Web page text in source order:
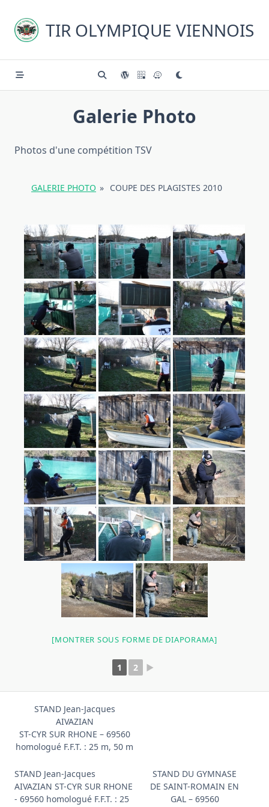
content
TIR OLYMPIQUE VIENNOIS
Galerie Photo
Photos d'une compétition TSV
GALERIE PHOTO » COUPE DES PLAGISTES 2010
[MONTRER SOUS FORME DE DIAPORAMA]
1 2 ►
STAND Jean-Jacques
AIVAZIAN
ST-CYR SUR RHONE – 69560
homologué F.F.T. : 25 m, 50 m
STAND Jean-Jacques
AIVAZIAN ST-CYR SUR RHONE
- 69560 homologué F.F.T. : 25
STAND DU GYMNASE
DE SAINT-ROMAIN EN
GAL – 69560